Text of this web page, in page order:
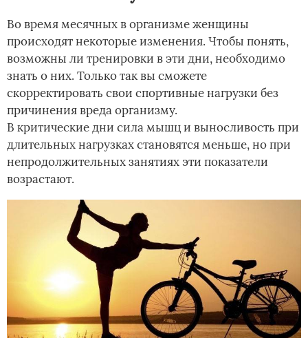
Во время месячных в организме женщины
происходят некоторые изменения. Чтобы понять,
возможны ли тренировки в эти дни, необходимо
знать о них. Только так вы сможете
скорректировать свои спортивные нагрузки без
причинения вреда организму.
В критические дни сила мышц и выносливость при
длительных нагрузках становятся меньше, но при
непродолжительных занятиях эти показатели
возрастают.